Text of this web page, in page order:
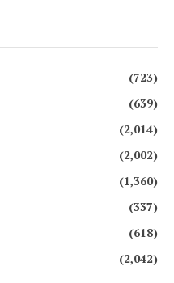
(723)
(639)
(2,014)
(2,002)
(1,360)
(337)
(618)
(2,042)